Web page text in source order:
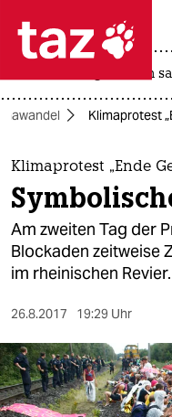
 taz
themen
politik
öko
sport
landtagswahl in
Klimaprotest
Klimaprotest „Ende
Am zweiten Tag der
Blockaden zeitweise
im rheinischen Revier.
26.8.2017 19:29 Uhr